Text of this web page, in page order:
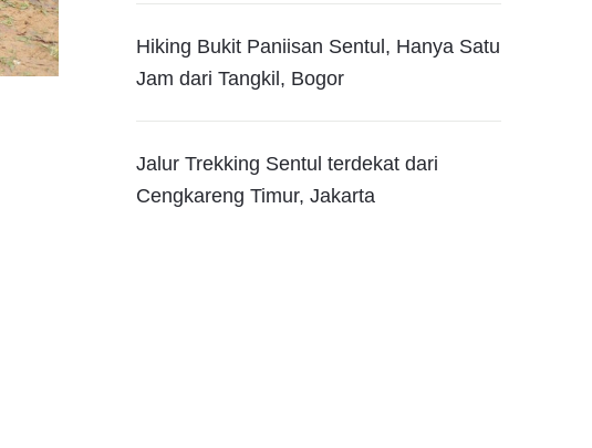
Hiking Bukit Paniisan Sentul, Hanya Satu
Jam dari Tangkil, Bogor
Jalur Trekking Sentul terdekat dari
Cengkareng Timur, Jakarta